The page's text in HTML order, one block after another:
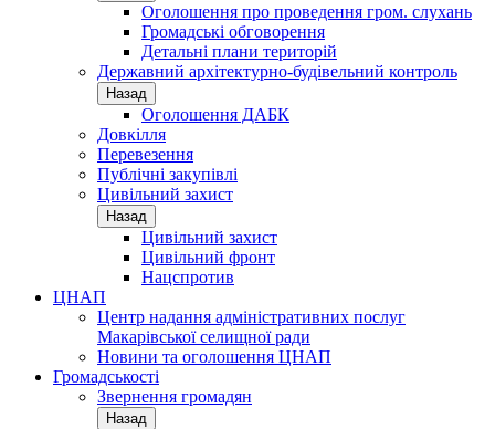
Оголошення про проведення гром. слухань
Громадські обговорення
Детальні плани територій
Державний архітектурно-будівельний контроль
Назад
Оголошення ДАБК
Довкілля
Перевезення
Публічні закупівлі
Цивільний захист
Назад
Цивільний захист
Цивільний фронт
Нацспротив
ЦНАП
Центр надання адміністративних послуг
Макарівської селищної ради
Новини та оголошення ЦНАП
Громадськості
Звернення громадян
Назад